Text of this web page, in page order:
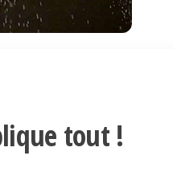
tout !